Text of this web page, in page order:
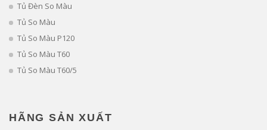
Tủ Đèn So Màu
Tủ So Màu
Tủ So Màu P120
Tủ So Màu T60
Tủ So Màu T60/5
HÃNG SẢN XUẤT